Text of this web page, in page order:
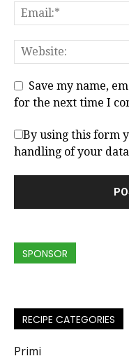
Save my name,
for the next time I
By using this form
handling of your
SPONSOR
RECIPE CATEGORIES
Primi